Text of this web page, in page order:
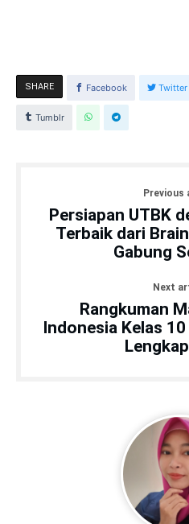
SHARE Facebook Twitter
Tumblr
Previous
Persiapan UTBK
Terbaik dari
Gabung
Next
Rangkuman
Indonesia Kelas